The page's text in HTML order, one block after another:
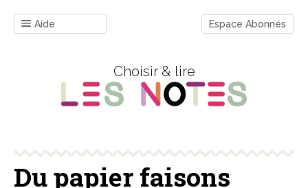
Aide Espace Abonnés
Choisir & lire
Du papier faisons